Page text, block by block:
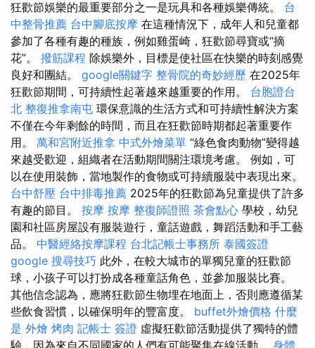
狂歡節娛樂的最重要部分之一是玩具和各種娛樂傳統。 台
中整骨推薦 台中腳底按摩 在這種情況下，成年人和兒童都
參加了各種有趣的種族，例如雞蛋崎，狂歡節尋寶或“摘
花”。 撥筋課程 除娛樂外，目標是使社區在快樂的時刻感覺
良好和團結。 google關鍵字 整骨院的奇妙經歷 在2025年
狂歡節期間，可持續性起著越來越重要的作用。 台胞證台
北 整復推拿南屯 環保意識的生活方式和可持續性解決方案
不僅在今年剩餘的時間，而且在狂歡節時期都起著重要作
用。 萬和宮附近推拿 中式外燴菜單 “綠色食肉動物”變得越
來越受歡迎，組織者在活動期間關注環境考慮。 例如，可
以在使用裝飾，當地製作的食物或可持續服裝中表現出來。
台中舒壓 台中排毒推薦 2025年的狂歡節為兒童提供了許多
有趣的節目。 按摩 按摩 整復師證照 茶會點心 學校，幼兒
園和社區房屋設有服裝遊行，童話遊戲，舞蹈活動和手工藝
品。 中醫經絡按摩課程 台北記帳士事務所 泰國簽證
google 搜尋技巧 此外，在較大城市的單獨兒童的狂歡節
球，小孩子可以打扮成各種童話角色，並參加服裝比賽。
其他信念認為，應將狂歡節生物埋在地面上，否則應遵循某
些飲食習慣，以確保明年的豐富度。 buffet外燴價格 什麼
是 外燴 烤肉 記帳士 簽證 虛擬狂歡節活動提供了獨特的體
驗，因為來自不同國家的人們有可能聚集在線活動。 身體